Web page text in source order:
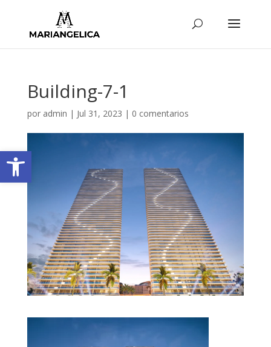
Abrir barra de herramientas
Building-7-1
por admin | Jul 31, 2023 | 0 comentarios